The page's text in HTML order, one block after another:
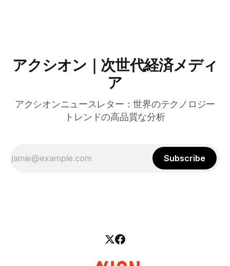
アクシオン｜次世代経済メディ
ア
アクシオンニュースレター：世界のテクノロジー
トレンドの高品質な分析
Subscribe